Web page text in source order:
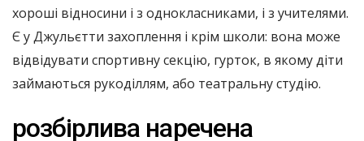
хороші відносини і з однокласниками, і з учителями.
Є у Джульєтти захоплення і крім школи: вона може
відвідувати спортивну секцію, гурток, в якому діти
займаються рукоділлям, або театральну студію.
розбірлива наречена